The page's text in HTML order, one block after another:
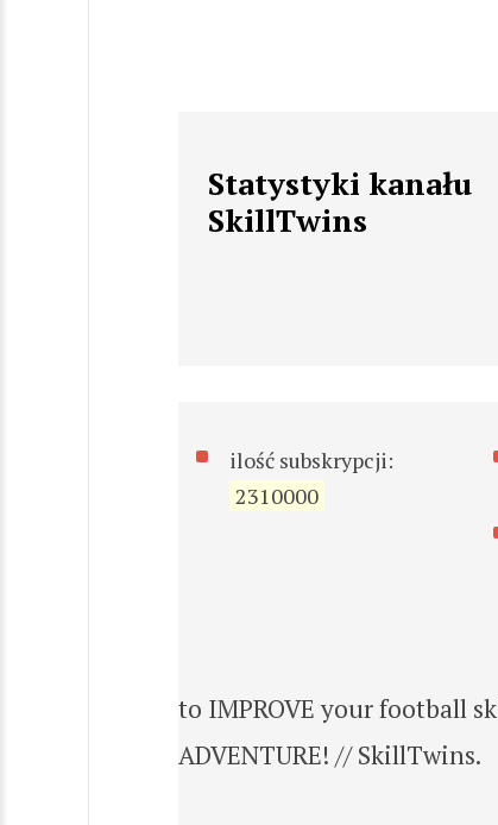
Statystyki kanału
SkillTwins
ilość subskrypcji:
2310000
to IMPROVE your football
ADVENTURE! // SkillTwins.